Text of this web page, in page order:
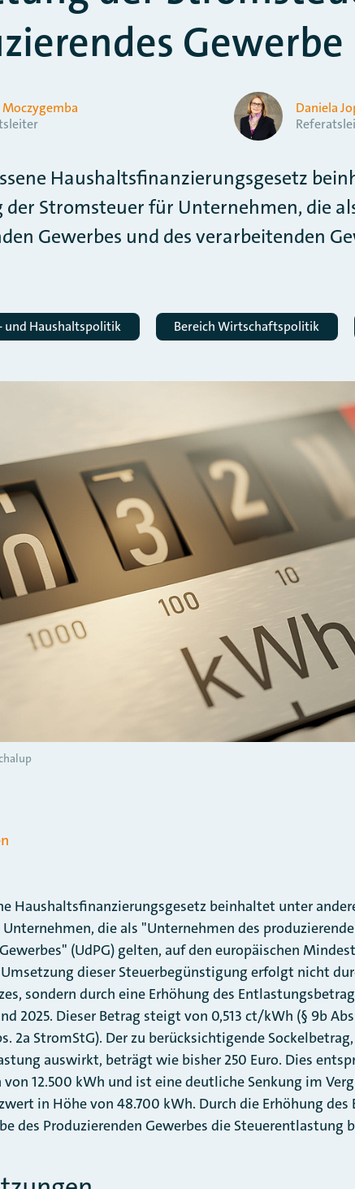
Gewerbe
Daniela
Haushaltsfinanzierungsgesetz
der Stromsteuer für Unternehmen, die
Gewerbes und des verarbeitenden
und Haushaltspolitik Bereich Wirtschaftspolitik
Haushaltsfinanzierungsgesetz beinhaltet unter
die als "Unternehmen des
(UdPG) gelten, auf den europäischen
dieser Steuerbegünstigung erfolgt nicht
sondern durch eine Erhöhung des
2025. Dieser Betrag steigt von 0,513 ct/kWh (§ 9b
2a StromStG). Der zu berücksichtigende
auswirkt, beträgt wie bisher 250 Euro. Dies
12.500 kWh und ist eine deutliche Senkung im
in Höhe von 48.700 kWh. Durch die Erhöhung
des Produzierenden Gewerbes die Steuerentlastung